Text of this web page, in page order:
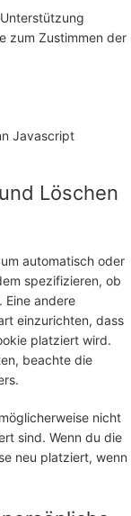
zum Zustimmen der
Javascript
Löschen
automatisch oder
spezifizieren, ob
Eine andere
einzurichten, dass
platziert wird.
beachte die
nicht
sind. Wenn du die
neu platziert, wenn